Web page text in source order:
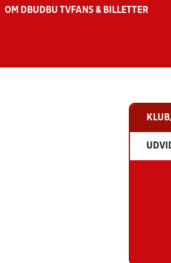
OM DBU DBU TV FANS & BILLETTER